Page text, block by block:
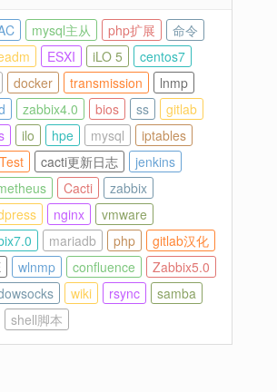
mysql主从 php扩展
命令
ESXI iLO 5
centos7
docker
transmission
lnmp
zabbix4.0 bios ss
gitlab
ilo hpe mysql
iptables
cacti更新日志
jenkins
Cacti
zabbix
nginx
vmware
mariadb php
gitlab汉化
wlnmp confluence
Zabbix5.0
wiki rsync
samba
shell脚本